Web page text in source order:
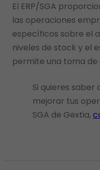
El ERP/SGA
las operaciones
específicos sobre el
niveles de stock y el
permite una toma de
Si quieres
mejorar tus
SGA de Gextia,